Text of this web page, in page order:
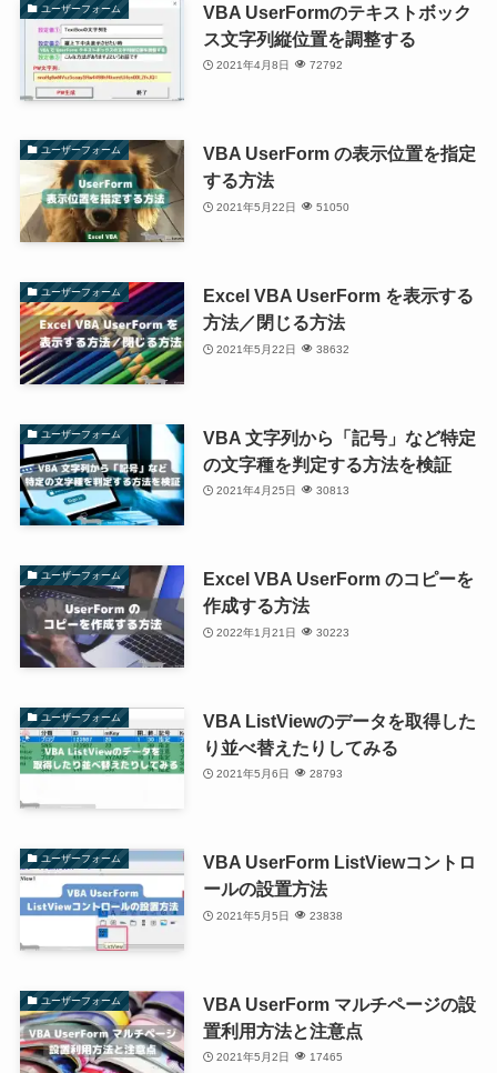
ユーザーフォーム
VBA UserFormのテキストボック
ス文字列縦位置を調整する
2021年4月8日 72792
ユーザーフォーム
VBA UserForm の表示位置を指定
する方法
2021年5月22日 51050
ユーザーフォーム
Excel VBA UserForm を表示する
方法／閉じる方法
2021年5月22日 38632
ユーザーフォーム
VBA 文字列から「記号」など特定
の文字種を判定する方法を検証
2021年4月25日 30813
ユーザーフォーム
Excel VBA UserForm のコピーを
作成する方法
2022年1月21日 30223
ユーザーフォーム
VBA ListViewのデータを取得した
り並べ替えたりしてみる
2021年5月6日 28793
ユーザーフォーム
VBA UserForm ListViewコントロ
ールの設置方法
2021年5月5日 23838
ユーザーフォーム
VBA UserForm マルチページの設
置利用方法と注意点
2021年5月2日 17465